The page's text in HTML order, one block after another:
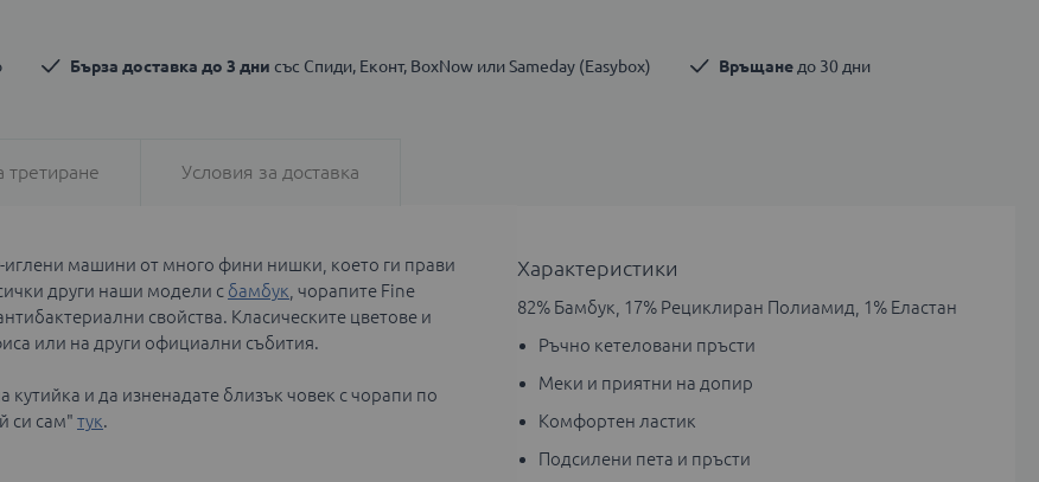
Бърза доставка до 3 дни със Спиди, Еконт, BoxNow или Sameday (Easybox) Връщане до 30 дни
Характеристики
82% Бамбук, 17% Рециклиран Полиамид, 1% Еластан
Ръчно кетеловани пръсти
Меки и приятни на допир
Комфортен ластик
Подсилени пета и пръсти
иглени машини от много фини нишки, което ги прави
други наши модели с бамбук , чорапите Fine
свойства. Класическите цветове и
или на други официални събития.
и да изненадате близък човек с чорапи по
си сам" тук.
третиране Условия за доставка